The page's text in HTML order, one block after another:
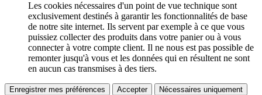
Les cookies nécessaires d'un point de vue technique sont
exclusivement destinés à garantir les fonctionnalités de base
de notre site internet. Ils servent par exemple à ce que vous
puissiez collecter des produits dans votre panier ou à vous
connecter à votre compte client. Il ne nous est pas possible de
remonter jusqu'à vous et les données qui en résultent ne sont
en aucun cas transmises à des tiers.
Enregistrer mes préférences Accepter Nécessaires uniquement